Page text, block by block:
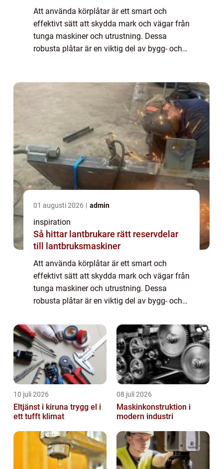
Att använda körplåtar är ett smart och
effektivt sätt att skydda mark och vägar från
tunga maskiner och utrustning. Dessa
robusta plåtar är en viktig del av bygg- och
01 augusti 2026 admin
inspiration
Så hittar lantbrukare rätt reservdelar
till lantbruksmaskiner
Att använda körplåtar är ett smart och
effektivt sätt att skydda mark och vägar från
tunga maskiner och utrustning. Dessa
robusta plåtar är en viktig del av bygg- och
10 juli 2026
Eltjänst i kiruna trygg el i
ett tufft klimat
08 juli 2026
Maskinkonstruktion i
modern industri